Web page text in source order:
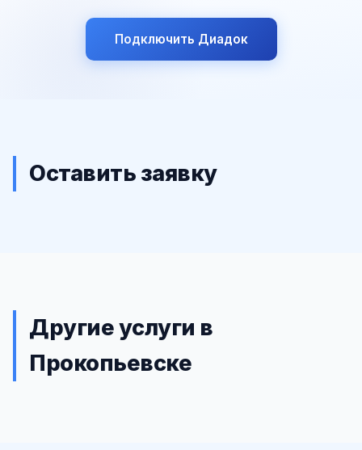
Подключить Диадок
Оставить заявку
Другие услуги в
Прокопьевске